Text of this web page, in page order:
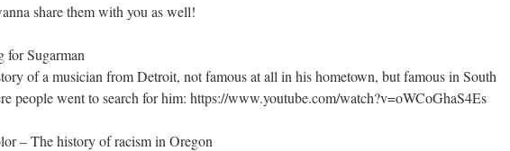
share them with you as well!
for Sugarman
of a musician from Detroit, not famous at all in his hometown, but famous in South
people went to search for him: https://www.youtube.com/watch?v=oWCoGhaS4Es
– The history of racism in Oregon